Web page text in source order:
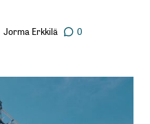
Jorma Erkkilä 0